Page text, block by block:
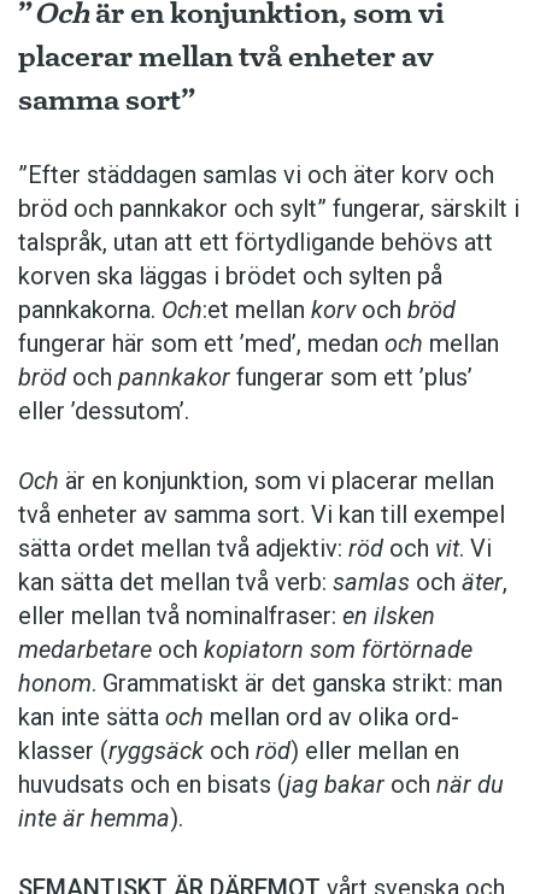
”Ochär en konjunktion, som vi
placerar mellan två enheter av
samma sort”
”Efter städdagen samlas vi och äter korv och
bröd och pannkakor och sylt” fungerar, särskilt i
talspråk, utan att ett förtydligande behövs att
korven ska läggas i brödet och sylten på
pannkakorna. Och:et mellan korvoch bröd
fungerar här som ett ’med’, medan och mellan
bröd och pannkakor fungerar som ett ’plus’
eller ’dessutom’.
Och är en konjunktion, som vi placerar ­mellan
två enheter av samma sort. Vi kan till exempel
sätta ordet mellan två adjektiv: röd och vit. Vi
kan sätta det mellan två verb: ­samlas och äter,
eller mellan två nominal­fraser: en ilsken
medarbetare och kopiatorn som förtörnade
honom. Grammatiskt är det ganska strikt: man
kan inte sätta och mellan ord av olika ord­
klasser (ryggsäck och röd) eller mellan en
huvudsats och en bisats (jag bakar och när du
inte är hemma).
SEMANTISKT ÄR DÄREMOT vårt svenska och